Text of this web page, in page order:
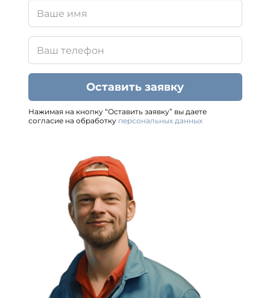
Оставить заявку
Нажимая на кнопку “Оставить заявку” вы даете
согласие на обработку персональных данных